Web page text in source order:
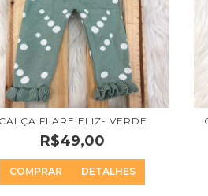
CALÇA FLARE ELIZ- VERDE
R$49,00
COMPRAR DETALHES